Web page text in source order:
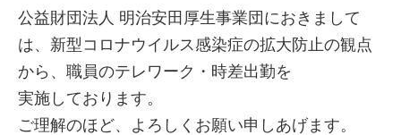
公益財団法人 明治安田厚生事業団におきまして
は、新型コロナウイルス感染症の拡大防止の観点
から、職員のテレワーク・時差出勤を
実施しております。
ご理解のほど、よろしくお願い申しあげます。